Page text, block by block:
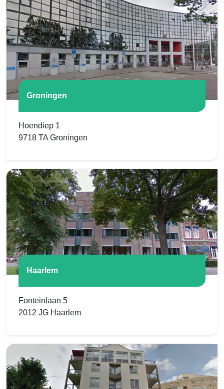
Groningen
Hoendiep 1
9718 TA Groningen
Haarlem
Fonteinlaan 5
2012 JG Haarlem